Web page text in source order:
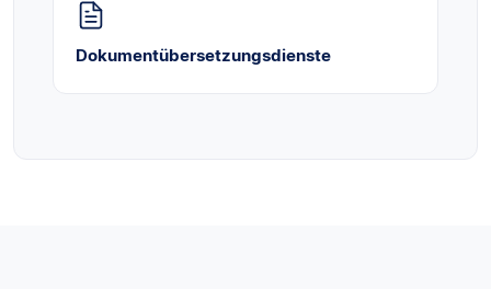
Dokumentübersetzungsdienste